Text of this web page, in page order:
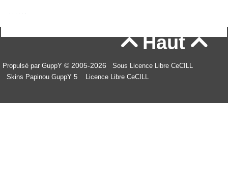
Haut
Propulsé par GuppY © 2005-2026
Sous Licence Libre CeCILL
Skins Papinou GuppY 5
Licence Libre CeCILL